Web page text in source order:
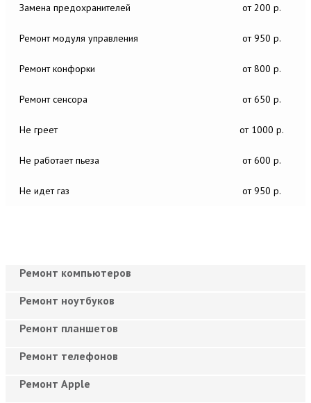
Замена предохранителей от 200 р.
Ремонт модуля управления от 950 р.
Ремонт конфорки от 800 р.
Ремонт сенсора от 650 р.
Не греет от 1000 р.
Не работает пьеза от 600 р.
Не идет газ от 950 р.
Ремонт компьютеров
Ремонт ноутбуков
Ремонт планшетов
Ремонт телефонов
Ремонт Apple